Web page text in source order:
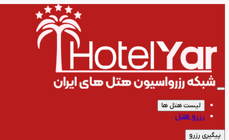
لیست هتل ها
رزرو هتل
پیگیری رزرو